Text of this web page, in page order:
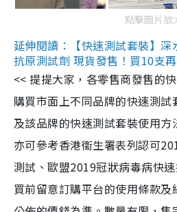
點擊圖片放
延伸閱讀：【快速測試套裝】
抗原測試劑 現貨發售！買10支
<< 提提大家，各零售商發售的
購買市面上不同品牌的快速測試
及該品牌的快速測試套裝使用方
亦可參考香港衞生署表列認可
測試、歐盟2019冠狀病毒病快
買前留意訂購平台的使用條款